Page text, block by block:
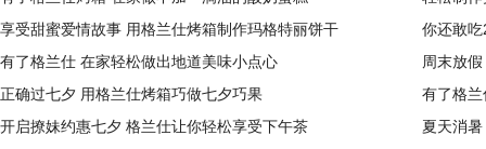
享受甜蜜爱情故事 用格兰仕烤箱制作玛格特丽饼干
你还敢
有了格兰仕 在家轻松做出地道美味小点心
周末放
正确过七夕 用格兰仕烤箱巧做七夕巧果
有了格
开启撩妹约惠七夕 格兰仕让你轻松享受下午茶
夏天消